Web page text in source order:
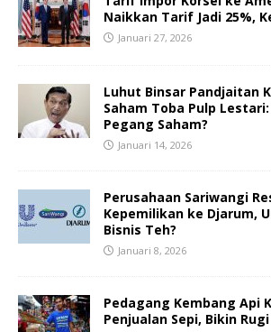
Naikkan Tarif Jadi 25%,
Januari 27, 2026
Luhut Binsar Pandjaitan
Saham Toba Pulp
Pegang Saham?
Januari 14, 2026
Perusahaan Sariwangi
Kepemilikan ke Djarum,
Bisnis Teh?
Januari 8, 2026
Pedagang Kembang Api
Penjualan Sepi, Bikin